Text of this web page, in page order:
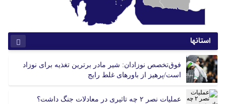
استانها
آذربایجان شرقی
اردبیل اصفهان
البرز
بوشهر
فوق‌تخصص نوزادان: شیر مادر برترین تغذیه برای نوزاد
است/پرهیز از باورهای غلط رایج
عملیات نصر ۲ چه تاثیری در معادلات جنگ داشت؟